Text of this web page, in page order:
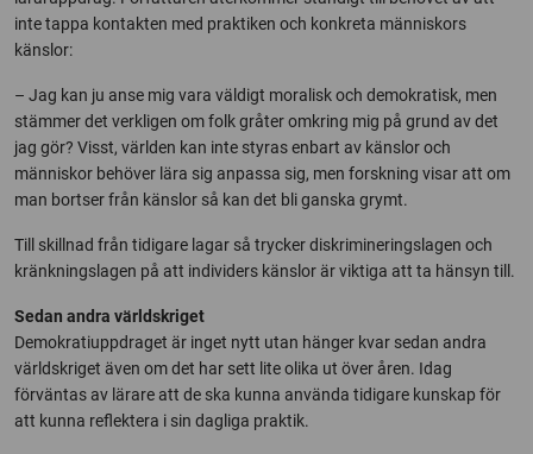
inte tappa kontakten med praktiken och konkreta människors
känslor:
– Jag kan ju anse mig vara väldigt moralisk och demokratisk, men
stämmer det verkligen om folk gråter omkring mig på grund av det
jag gör? Visst, världen kan inte styras enbart av känslor och
människor behöver lära sig anpassa sig, men forskning visar att om
man bortser från känslor så kan det bli ganska grymt.
Till skillnad från tidigare lagar så trycker diskrimineringslagen och
kränkningslagen på att individers känslor är viktiga att ta hänsyn till.
Sedan andra världskriget
Demokratiuppdraget är inget nytt utan hänger kvar sedan andra
världskriget även om det har sett lite olika ut över åren. Idag
förväntas av lärare att de ska kunna använda tidigare kunskap för
att kunna reflektera i sin dagliga praktik.